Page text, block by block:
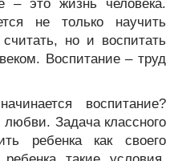
– это жизнь человека.
не только научить
но и воспитать
Воспитание – труд
воспитание?
любви. Задача классного
ребенка как своего